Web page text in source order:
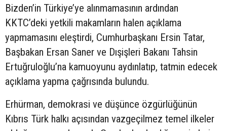
Bizden’in Türkiye’ye alınmamasının ardından
KKTC’deki yetkili makamların halen açıklama
yapmamasını eleştirdi, Cumhurbaşkanı Ersin Tatar,
Başbakan Ersan Saner ve Dışişleri Bakanı Tahsin
Ertuğruloğlu’na kamuoyunu aydınlatıp, tatmin edecek
açıklama yapma çağrısında bulundu.
Erhürman, demokrasi ve düşünce özgürlüğünün
Kıbrıs Türk halkı açısından vazgeçilmez temel ilkeler